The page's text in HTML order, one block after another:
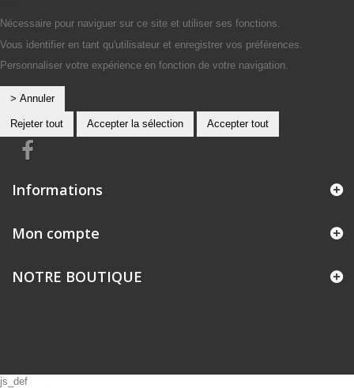
Nécessaire pour naviguer sur ce site et utiliser ses fonctions.
Vous identifier en tant qu'utilisateur et enregistrer vos préférences.
Personnaliser votre expérience en fonction de votre navigation.
> Annuler
Rejeter tout Accepter la sélection Accepter tout
Informations
Mon compte
NOTRE BOUTIQUE
js_def